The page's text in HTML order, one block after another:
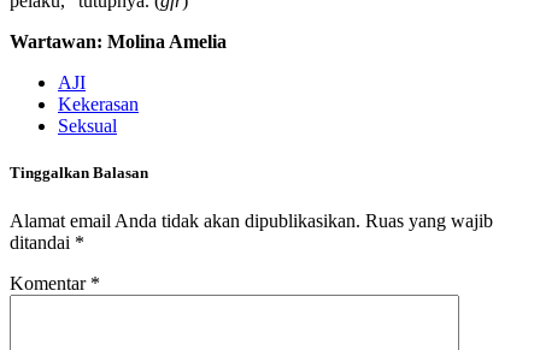
Wartawan: Molina Amelia
AJI
Kekerasan
Seksual
Tinggalkan Balasan
Alamat email Anda tidak akan dipublikasikan. Ruas yang wajib
ditandai *
Komentar *